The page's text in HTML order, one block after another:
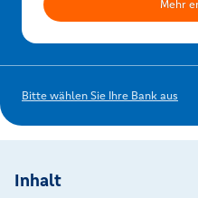
Mehr
Bitte wählen Sie Ihre Bank aus
Inhalt